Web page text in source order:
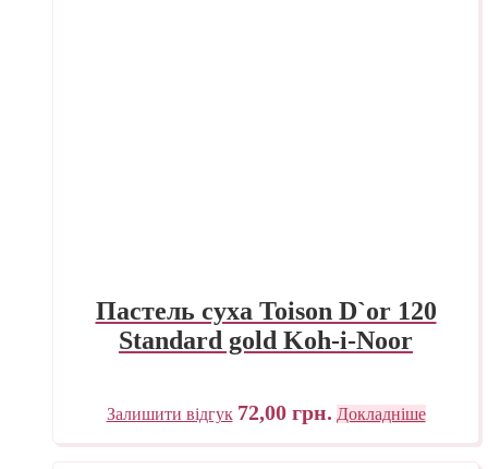
Пастель суха Toison D`or 120
Standard gold Koh-i-Noor
Залишити відгук 72,00 грн. Докладніше